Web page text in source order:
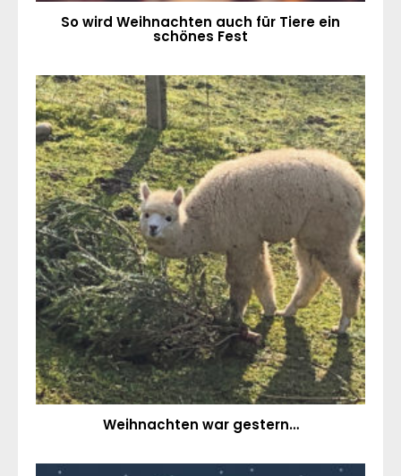
So wird Weihnachten auch für Tiere ein
schönes Fest
Weihnachten war gestern…